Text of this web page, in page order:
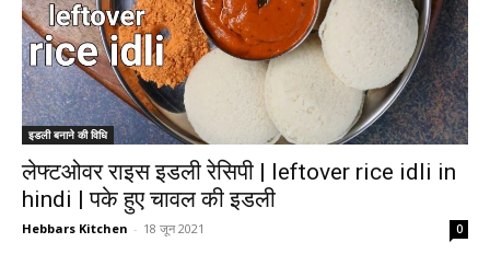
इडली बनाने की विधि
लेफ्टओवर राइस इडली रेसिपी | leftover rice idli in
hindi | पके हुए चावल की इडली
Hebbars Kitchen - 18 जून 2021 0